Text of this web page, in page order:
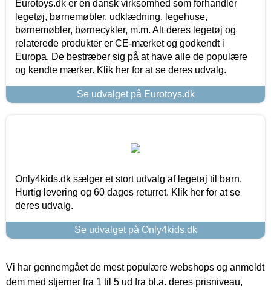
Eurotoys.dk er en dansk virksomhed som forhandler
legetøj, børnemøbler, udklædning, legehuse,
børnemøbler, børnecykler, m.m. Alt deres legetøj og
relaterede produkter er CE-mærket og godkendt i
Europa. De bestræber sig på at have alle de populære
og kendte mærker. Klik her for at se deres udvalg.
Se udvalget på Eurotoys.dk
Only4kids.dk sælger et stort udvalg af legetøj til børn.
Hurtig levering og 60 dages returret. Klik her for at se
deres udvalg.
Se udvalget på Only4kids.dk
Vi har gennemgået de mest populære webshops og anmeldt
dem med stjerner fra 1 til 5 ud fra bl.a. deres prisniveau,